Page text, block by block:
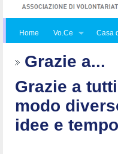
Home Vo.Ce Casa
Grazie a...
Grazie a
modo
idee e